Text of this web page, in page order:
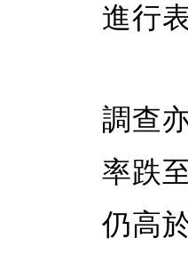
進行
調查
率跌
仍高